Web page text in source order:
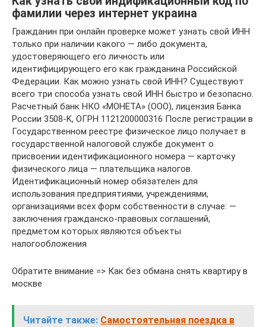
фамилии через интернет украина
Гражданин при онлайн проверке может узнать свой ИНН
только при наличии какого — либо документа,
удостоверяющего его личность или
идентифицирующего его как гражданина Российской
Федерации. Как можно узнать свой ИНН? Существуют
всего три способа узнать свой ИНН быстро и безопасно.
Расчетный банк НКО «МОНЕТА» (ООО), лицензия Банка
России 3508-K, ОГРН 1121200000316 После регистрации в
Государственном реестре физическое лицо получает в
государственной налоговой службе документ о
присвоении идентификационного номера — карточку
физического лица — плательщика налогов.
Идентификационный номер обязателен для
использования предприятиями, учреждениями,
организациями всех форм собственности в случае: —
заключения гражданско-правовых соглашений,
предметом которых являются объекты
налогообложения
Обратите внимание => Как без обмана снять квартиру в
москве
Читайте также: Самостоятельная поездка в